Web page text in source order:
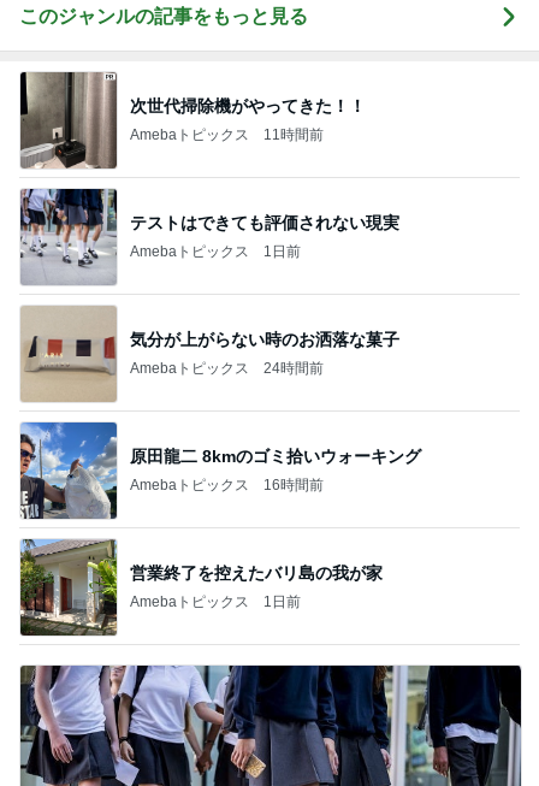
このジャンルの記事をもっと見る
次世代掃除機がやってきた！！
Amebaトピックス 11時間前
テストはできても評価されない現実
Amebaトピックス 1日前
気分が上がらない時のお洒落な菓子
Amebaトピックス 24時間前
原田龍二 8kmのゴミ拾いウォーキング
Amebaトピックス 16時間前
営業終了を控えたバリ島の我が家
Amebaトピックス 1日前